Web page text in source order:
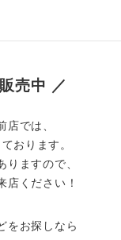
売中 ／
店では、
おります。
りますので、
店ください！
をお探しなら